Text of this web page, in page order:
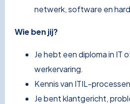
netwerk, software en
Wie ben jij?
Je hebt een diploma in IT
werkervaring.
Kennis van ITIL-
Je bent klantgericht,